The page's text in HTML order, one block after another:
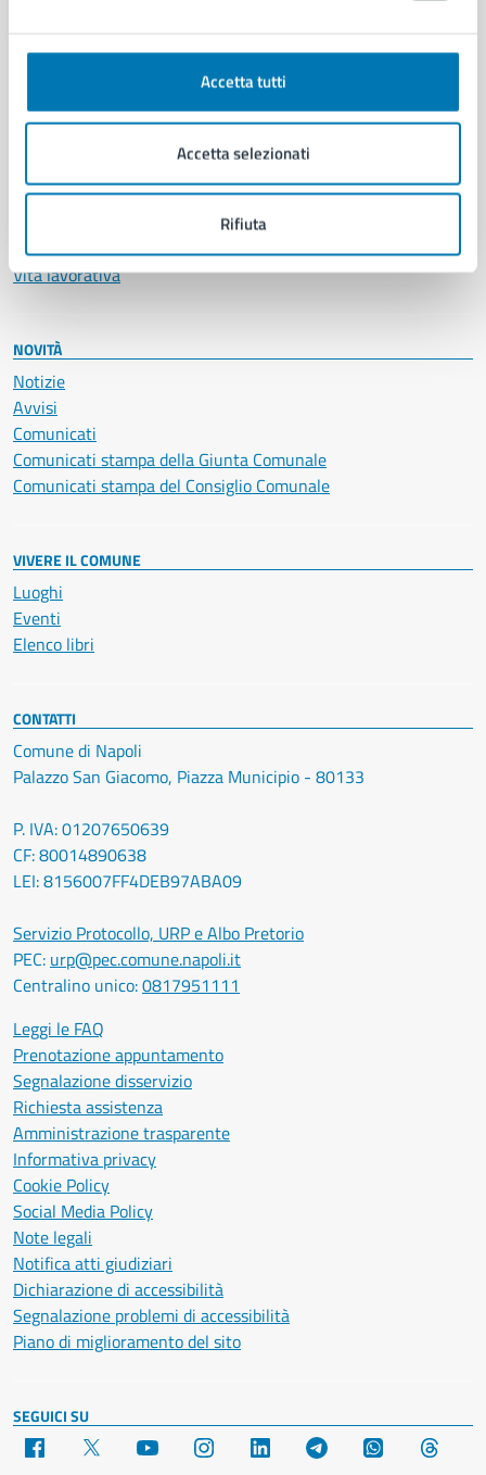
Accetta tutti
Accetta selezionati
Rifiuta
Documenti e certificati
Educazione e formazione
Imprese e commercio
Salute, benessere e assistenza
Servizi Cimiteriali
Vita lavorativa
NOVITÀ
Notizie
Avvisi
Comunicati
Comunicati stampa della Giunta Comunale
Comunicati stampa del Consiglio Comunale
VIVERE IL COMUNE
Luoghi
Eventi
Elenco libri
CONTATTI
Comune di Napoli
Palazzo San Giacomo, Piazza Municipio - 80133
P. IVA: 01207650639
CF: 80014890638
LEI: 8156007FF4DEB97ABA09
Servizio Protocollo, URP e Albo Pretorio
PEC: urp@pec.comune.napoli.it
Centralino unico:0817951111
Leggi le FAQ
Prenotazione appuntamento
Segnalazione disservizio
Richiesta assistenza
Amministrazione trasparente
Informativa privacy
Cookie Policy
Social Media Policy
Note legali
Notifica atti giudiziari
Dichiarazione di accessibilità
Segnalazione problemi di accessibilità
Piano di miglioramento del sito
SEGUICI SU
Facebook YouTube Instagram LinkedIn Telegram WhatsApp